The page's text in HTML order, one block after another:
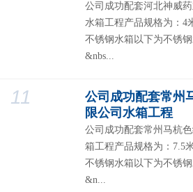
公司成功配套河北神威
水箱工程产品规格为：4
不锈钢水箱以下为不锈钢
&nbs...
11
公司成功配套常州
限公司水箱工程
公司成功配套常州马杭
箱工程产品规格为：7.5
不锈钢水箱以下为不锈钢
&n...